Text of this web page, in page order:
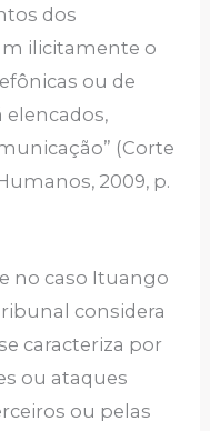
dos
ilicitamente o
ou de
elencados,
(Corte
2009, p.
no caso Ituango
considera
caracteriza por
ou ataques
ou pelas